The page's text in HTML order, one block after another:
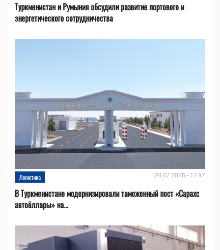
Туркменистан и Румыния обсудили развитие портового и
энергетического сотрудничества
Логистика 28.07.2026 - 17:47
В Туркменистане модернизировали таможенный пост «Сарахс
автоёллары» на...